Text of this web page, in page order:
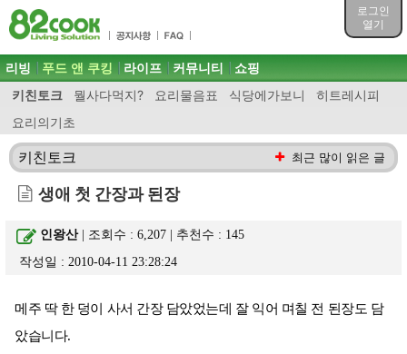
로그인
열기
목차
주메뉴 바로가기
컨텐츠 바로가기
검색 바로가기
로그인 바로가기
주메뉴
리빙 푸드 앤 쿠킹
키친토크 뭘사다먹지? 요리물음표 식당에가보니
히트레시피
요리의기초
라이프 커뮤니티 쇼핑
키친토크 최근 많이 읽은 글
생애 첫 간장과 된장
인왕산| 조회수 : 6,207 | 추천수 : 145
작성일 : 2010-04-11 23:28:24
메주 딱 한 덩이 사서 간장 담았었는데 잘 익어 며칠 전 된장도 담
았습니다.